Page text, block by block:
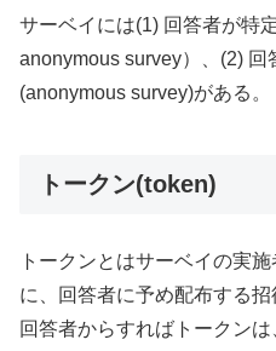
サーベイには(1) 回答者が特
anonymous survey）、(2) 回
(anonymous survey)がある。
トークン(token)
トークンとはサーベイの実
に、回答者に予め配布する招
回答者からすればトークン